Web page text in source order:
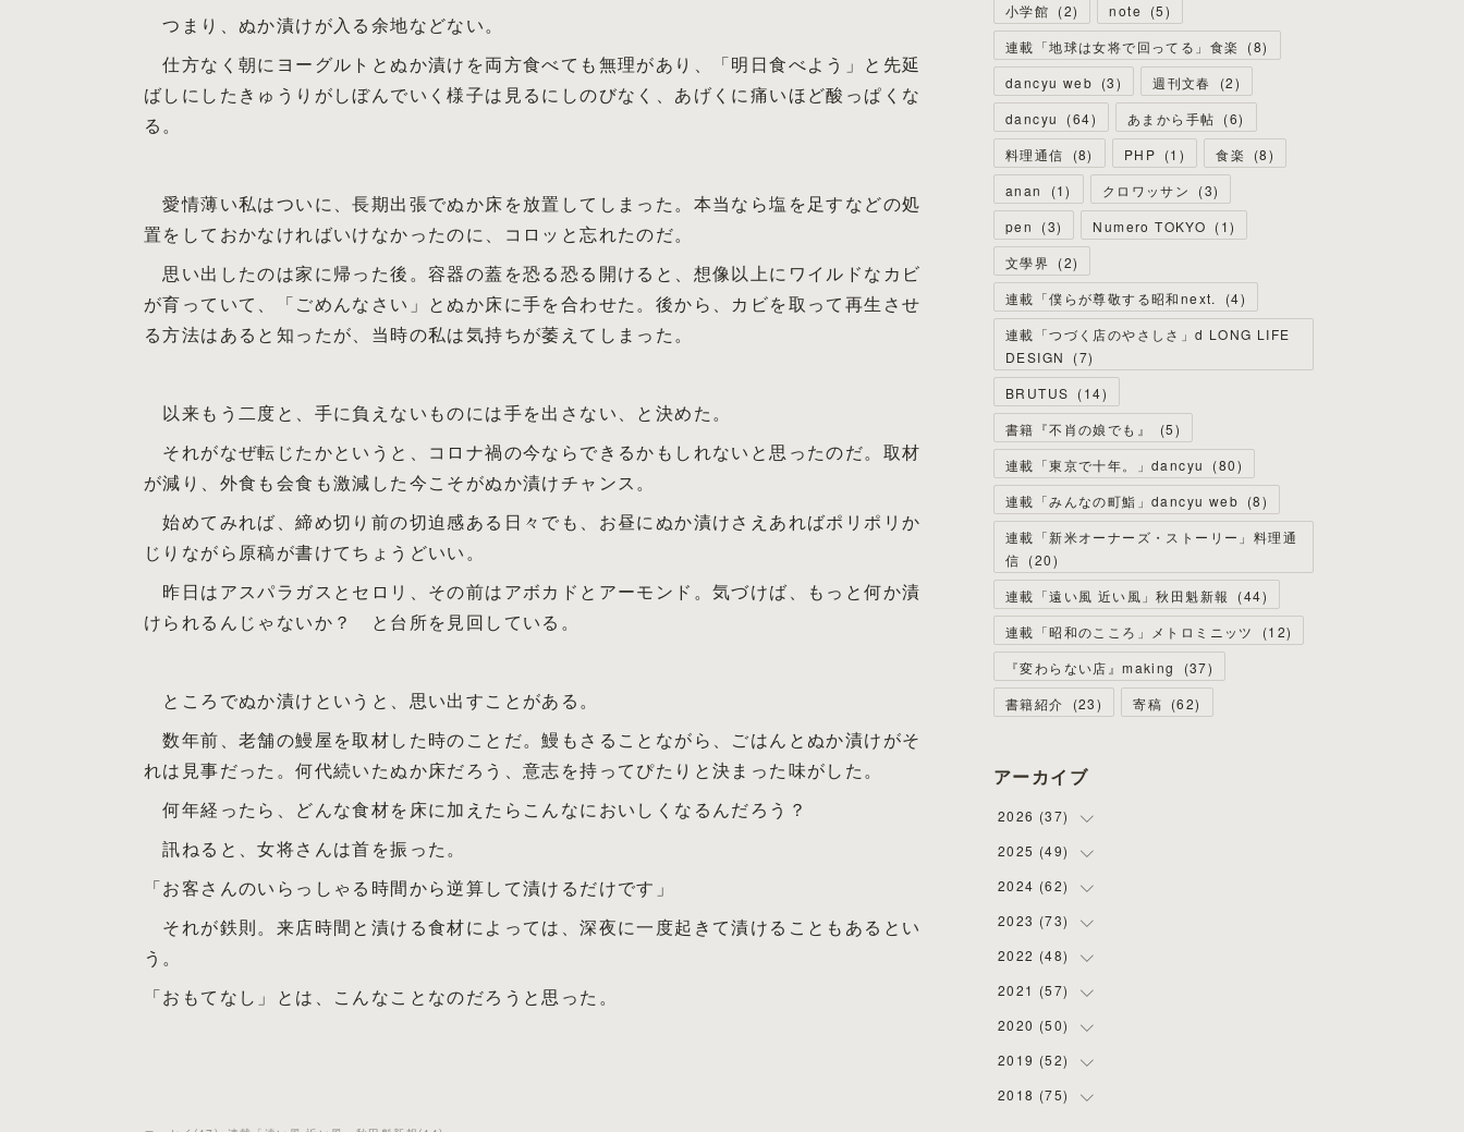
つまり、ぬか漬けが入る余地などない。
仕方なく朝にヨーグルトとぬか漬けを両方食べても無理があり、「明日食べよう」と先延
ばしにしたきゅうりがしぼんでいく様子は見るにしのびなく、あげくに痛いほど酸っぱくな
る。
愛情薄い私はついに、長期出張でぬか床を放置してしまった。本当なら塩を足すなどの処
置をしておかなければいけなかったのに、コロッと忘れたのだ。
思い出したのは家に帰った後。容器の蓋を恐る恐る開けると、想像以上にワイルドなカビ
が育っていて、「ごめんなさい」とぬか床に手を合わせた。後から、カビを取って再生させ
る方法はあると知ったが、当時の私は気持ちが萎えてしまった。
以来もう二度と、手に負えないものには手を出さない、と決めた。
それがなぜ転じたかというと、コロナ禍の今ならできるかもしれないと思ったのだ。取材
が減り、外食も会食も激減した今こそがぬか漬けチャンス。
始めてみれば、締め切り前の切迫感ある日々でも、お昼にぬか漬けさえあればポリポリか
じりながら原稿が書けてちょうどいい。
昨日はアスパラガスとセロリ、その前はアボカドとアーモンド。気づけば、もっと何か漬
けられるんじゃないか？ と台所を見回している。
ところでぬか漬けというと、思い出すことがある。
数年前、老舗の鰻屋を取材した時のことだ。鰻もさることながら、ごはんとぬか漬けがそ
れは見事だった。何代続いたぬか床だろう、意志を持ってぴたりと決まった味がした。
何年経ったら、どんな食材を床に加えたらこんなにおいしくなるんだろう？
訊ねると、女将さんは首を振った。
「お客さんのいらっしゃる時間から逆算して漬けるだけです」
それが鉄則。来店時間と漬ける食材によっては、深夜に一度起きて漬けることもあるとい
う。
「おもてなし」とは、こんなことなのだろうと思った。
小学館 (2) note (5)
連載「地球は女将で回ってる」食楽
(8)
dancyu web (3) 週刊文春 (2)
dancyu
(64) あまから手帖 (6)
料理通信
(8) PHP (1 ) 食楽 (8)
anan
(1) クロワッサン (3)
pen
(3) Numero TOKYO (1)
文學界 (2)
連載「僕らが尊敬する昭和next.
(4)
連載「つづく店のやさしさ」d LONG LIFE
DESIGN
(7)
BRUTUS (14)
書籍『不肖の娘でも』
(5)
連載「東京で十年。」dancyu
(80)
連載「みんなの町鮨」dancyu web (8)
連載「新米オーナーズ・ストーリー」料理通
信 (20)
連載「遠い風 近い風」秋田魁新報
(44)
連載「昭和のこころ」メトロミニッツ
(12)
『変わらない店』making
(37)
書籍紹介
(23) 寄稿 (62)
アーカイブ
2026 (37)
(4)
(8)
(2)
( 11
(5)
(6)
( 1)
2025 (49)
(3)
(4)
( 3)
(4)
(4)
(2)
(6)
2024 (62)
(4)
(5)
(5)
(3)
(7)
(6)
2023 (73)
(8)
(6)
(7)
(5)
(7)
2022 (48)
(4)
(4)
(5)
(4)
2021 (57)
(6)
(8)
(2)
2020 (50)
(2)
(4)
2019 (52)
(10
2018 (75)